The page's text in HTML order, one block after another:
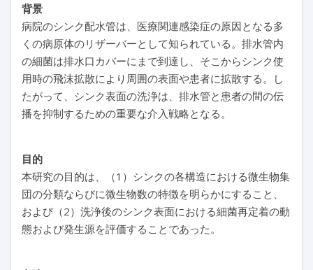
背景
病院のシンク配水管は、医療関連感染症の原因となる多
くの病原体のリザーバーとして知られている。排水管内
の細菌は排水口カバーにまで到達し、そこからシンク使
用時の飛沫拡散により周囲の表面や患者に拡散する。し
たがって、シンク表面の洗浄は、排水管と患者の間の伝
播を抑制するための重要な介入戦略となる。
目的
本研究の目的は、（1）シンクの各構造における微生物集
団の分類ならびに微生物数の特徴を明らかにすること、
および（2）洗浄後のシンク表面における細菌再定着の動
態および発生源を評価することであった。